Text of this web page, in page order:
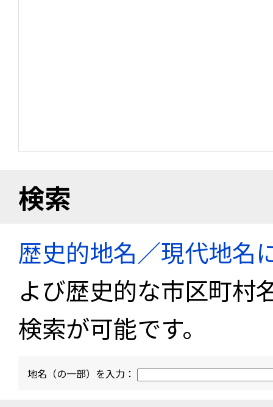
検索
歴史的地名／現代地名
よび歴史的な市区町村
検索が可能です。
地名（の一部）を入力：